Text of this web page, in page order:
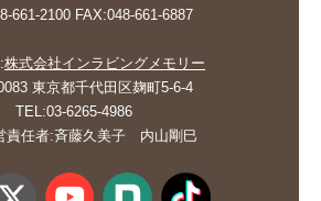
661-2100 FAX:048-661-6887
株式会社インラビングメモリー
東京都千代田区麹町5-6-4
TEL:03-6265-4986
責任者:斉藤久美子 内山剛巳